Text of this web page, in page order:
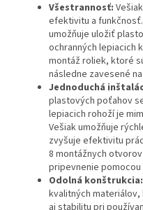
Všestrannosť:
efektivitu a
umožňuje uložiť
ochranných lepiacich
montáž roliek, ktoré
následne zavesené
Jednoduchá
plastových poťahov
lepiacich rohoží je
Vešiak umožňuje
zvyšuje efektivitu
8 montážnych
pripevnenie
Odolná konštrukcia:
kvalitných